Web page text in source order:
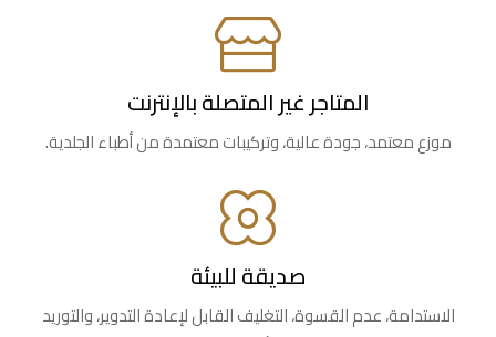
المتاجر غير المتصلة بالإنترنت
موزع معتمد، جودة عالية، وتركيبات معتمدة من أطباء الجلدية.
صديقة للبيئة
الاستدامة، عدم القسوة، التغليف القابل لإعادة التدوير، والتوريد